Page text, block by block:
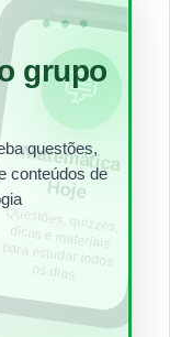
•••
grupo
questões,
conteúdos de
💬
Matem
ática
Hoje
Questões, quizzes,
dicas e materiais
para estudar todos
os dias.